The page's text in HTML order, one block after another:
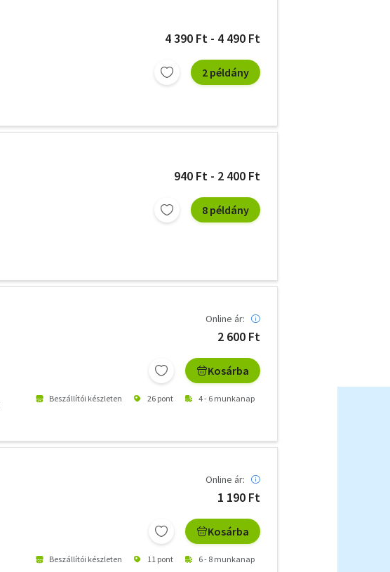
4 390 Ft - 4 490 Ft
2 példány
940 Ft - 2 400 Ft
8 példány
Online ár:
2 600 Ft
Kosárba
Beszállítói készleten 26 pont 4 - 6 munkanap
Online ár:
1 190 Ft
Kosárba
Beszállítói készleten 11 pont 6 - 8 munkanap